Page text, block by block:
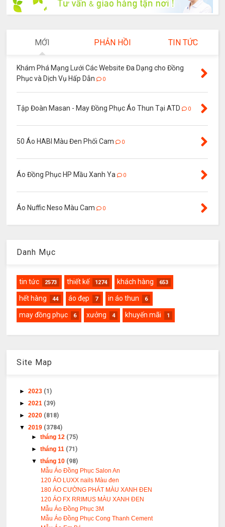
MỚI PHẢN HỒI TIN TỨC
Khám Phá Mạng Lưới Các Website Đa Dạng cho Đồng
Phục và Dịch Vụ Hấp Dẫn
0
Tập Đoàn Masan - May Đồng Phục Áo Thun Tại ATD 0
50 Áo HABI Màu Đen Phối Cam 0
Áo Đồng Phục HP Mầu Xanh Ya 0
Áo Nuffic Neso Màu Cam 0
Danh Mục
tin tức 2573 thiết kế 1274 khách hàng 653
hết hàng 44 áo đẹp 7 in áo thun 6
may đồng phục 6 xưởng 4 khuyến mãi 1
Site Map
►2023 (1)
►2021 (39)
►2020 (818)
▼2019 (3784)
►tháng 12 (75)
►tháng 11 (71)
▼tháng 10 (98)
Mẫu Áo Đồng Phục Salon An
120 ÁO LUXX nails Màu đen
180 ÁO CƯỜNG PHÁT MÀU XANH ĐEN
120 ÁO FX RRIMUS MÀU XANH ĐEN
Mẫu Áo Đồng Phục 3M
Mẫu Áo Đồng Phục Cong Thanh Cement